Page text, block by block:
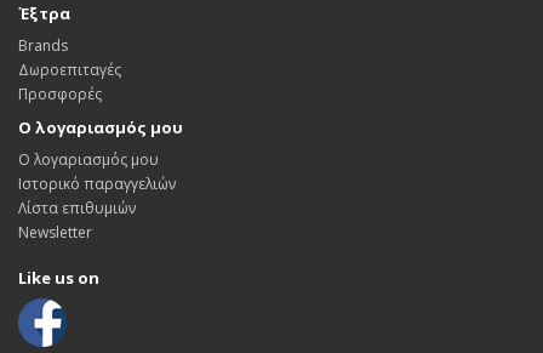
Έξτρα
Brands
Δωροεπιταγές
Προσφορές
Ο λογαριασμός μου
Ο λογαριασμός μου
Ιστορικό παραγγελιών
Λίστα επιθυμιών
Newsletter
Like us on